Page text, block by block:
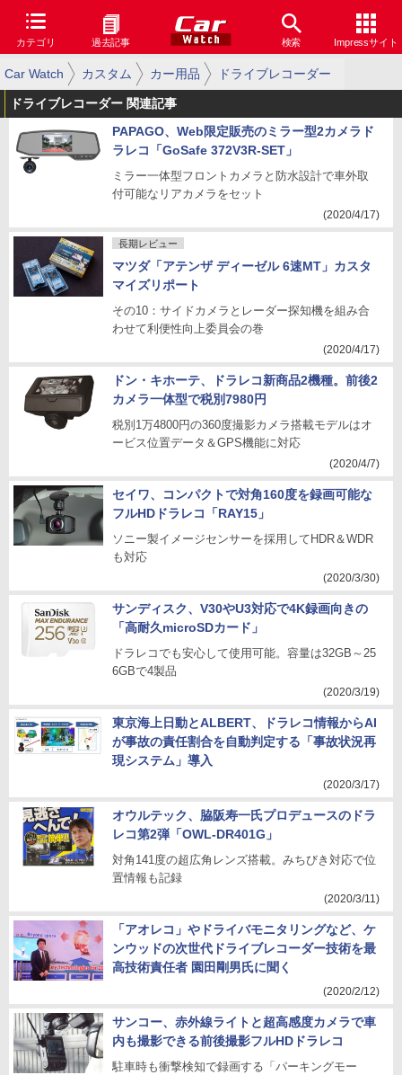
カテゴリ 過去記事 検索 Impressサイト
Car Watch カスタム カー用品 ドライブレコーダー
ドライブレコーダー 関連記事
PAPAGO、Web限定販売のミラー型2カメラド
ラレコ「GoSafe 372V3R-SET」
ミラー一体型フロントカメラと防水設計で車外取
付可能なリアカメラをセット
(2020/4/17)
長期レビュー
マツダ「アテンザ ディーゼル 6速MT」カスタ
マイズリポート
その10：サイドカメラとレーダー探知機を組み合
わせて利便性向上委員会の巻
(2020/4/17)
ドン・キホーテ、ドラレコ新商品2機種。前後2
カメラ一体型で税別7980円
税別1万4800円の360度撮影カメラ搭載モデルはオ
ービス位置データ＆GPS機能に対応
(2020/4/7)
セイワ、コンパクトで対角160度を録画可能な
フルHDドラレコ「RAY15」
ソニー製イメージセンサーを採用してHDR＆WDR
も対応
(2020/3/30)
サンディスク、V30やU3対応で4K録画向きの
「高耐久microSDカード」
ドラレコでも安心して使用可能。容量は32GB～25
6GBで4製品
(2020/3/19)
東京海上日動とALBERT、ドラレコ情報からAI
が事故の責任割合を自動判定する「事故状況再
現システム」導入
(2020/3/17)
オウルテック、脇阪寿一氏プロデュースのドラ
レコ第2弾「OWL-DR401G」
対角141度の超広角レンズ搭載。みちびき対応で位
置情報も記録
(2020/3/11)
「アオレコ」やドライバモニタリングなど、ケ
ンウッドの次世代ドライブレコーダー技術を最
高技術責任者 園田剛男氏に聞く
(2020/2/12)
サンコー、赤外線ライトと超高感度カメラで車
内も撮影できる前後撮影フルHDドラレコ
駐車時も衝撃検知で録画する「パーキングモー